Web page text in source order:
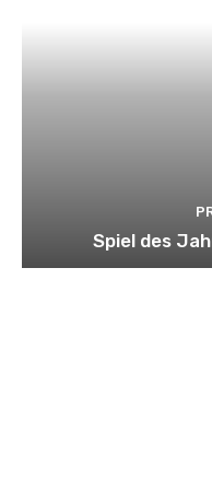
Spiel des